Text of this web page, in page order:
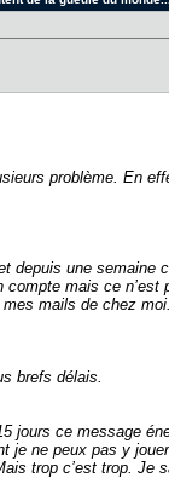
problème. En
depuis une semaine
mais ce
mails de chez moi.
brefs délais.
jours ce message
je ne peux pas y
trop c’est trop. Je